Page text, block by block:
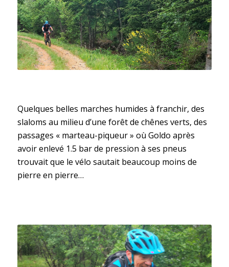
Quelques belles marches humides à franchir, des
slaloms au milieu d’une forêt de chênes verts, des
passages « marteau-piqueur » où Goldo après
avoir enlevé 1.5 bar de pression à ses pneus
trouvait que le vélo sautait beaucoup moins de
pierre en pierre…